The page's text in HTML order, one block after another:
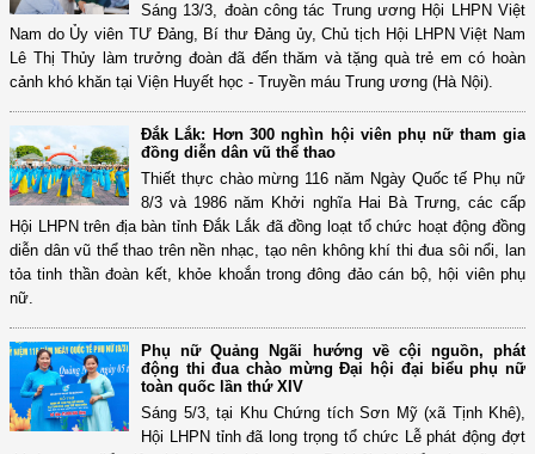
Sáng 13/3, đoàn công tác Trung ương Hội LHPN Việt
Nam do Ủy viên TƯ Đảng, Bí thư Đảng ủy, Chủ tịch Hội LHPN Việt Nam
Lê Thị Thủy làm trưởng đoàn đã đến thăm và tặng quà trẻ em có hoàn
cảnh khó khăn tại Viện Huyết học - Truyền máu Trung ương (Hà Nội).
Đắk Lắk: Hơn 300 nghìn hội viên phụ nữ tham gia
đồng diễn dân vũ thể thao
Thiết thực chào mừng 116 năm Ngày Quốc tế Phụ nữ
8/3 và 1986 năm Khởi nghĩa Hai Bà Trưng, các cấp
Hội LHPN trên địa bàn tỉnh Đắk Lắk đã đồng loạt tổ chức hoạt động đồng
diễn dân vũ thể thao trên nền nhạc, tạo nên không khí thi đua sôi nổi, lan
tỏa tinh thần đoàn kết, khỏe khoắn trong đông đảo cán bộ, hội viên phụ
nữ.
Phụ nữ Quảng Ngãi hướng về cội nguồn, phát
động thi đua chào mừng Đại hội đại biểu phụ nữ
toàn quốc lần thứ XIV
Sáng 5/3, tại Khu Chứng tích Sơn Mỹ (xã Tịnh Khê),
Hội LHPN tỉnh đã long trọng tổ chức Lễ phát động đợt